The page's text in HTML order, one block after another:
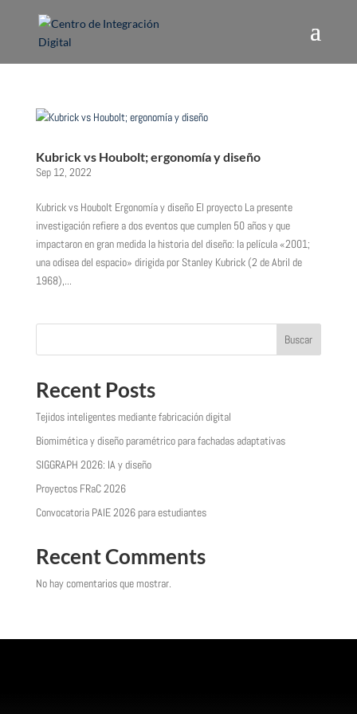
Kubrick vs Houbolt; ergonomía y diseño
Sep 12, 2022
Kubrick vs Houbolt Ergonomía y diseño El proyecto La presente
investigación refiere a dos eventos que cumplen 50 años y que
impactaron en gran medida la historia del diseño: la película «2001;
una odisea del espacio» dirigida por Stanley Kubrick (2 de Abril de
1968),...
Buscar
Recent Posts
Tejidos inteligentes mediante fabricación digital
Biomimética y diseño paramétrico para fachadas adaptativas
SIGGRAPH 2026: IA y diseño
Proyectos FRaC 2026
Convocatoria PAIE 2026 para estudiantes
Recent Comments
No hay comentarios que mostrar.